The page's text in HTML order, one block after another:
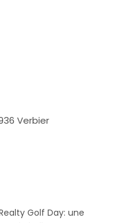
Verbier
Golf Day: une